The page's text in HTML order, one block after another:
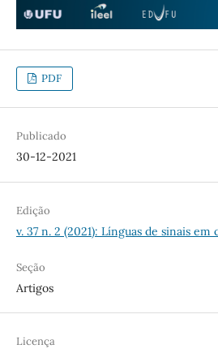
PDF
Publicado
30-12-2021
Edição
v. 37 n. 2 (2021): Línguas de sinais em
Seção
Artigos
Licença